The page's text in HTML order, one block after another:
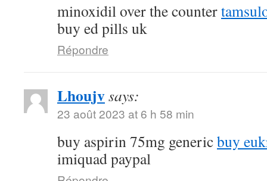
minoxidil over the counter
buy ed pills uk
Répondre
Lhoujvsays:
23 août 2023 at 6 h 58 min
buy aspirin 75mg genericbuy
imiquad paypal